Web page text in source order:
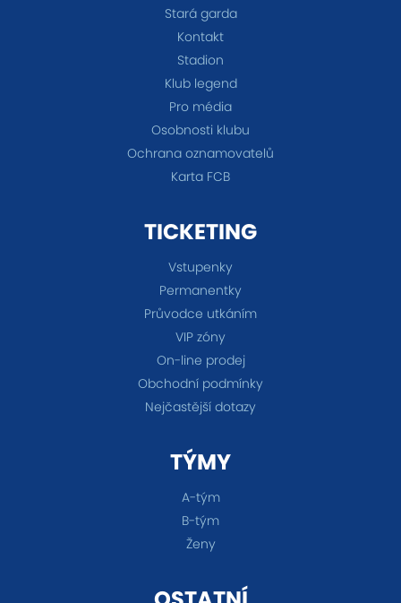
Stará garda
Kontakt
Stadion
Klub legend
Pro média
Osobnosti klubu
Ochrana oznamovatelů
Karta FCB
TICKETING
Vstupenky
Permanentky
Průvodce utkáním
VIP zóny
On-line prodej
Obchodní podmínky
Nejčastější dotazy
TÝMY
A-tým
B-tým
Ženy